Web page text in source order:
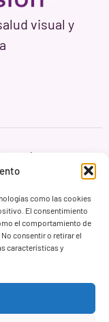
como las cookies
El consentimiento
el comportamiento de
consentir o retirar el
características y
visual y
de uso